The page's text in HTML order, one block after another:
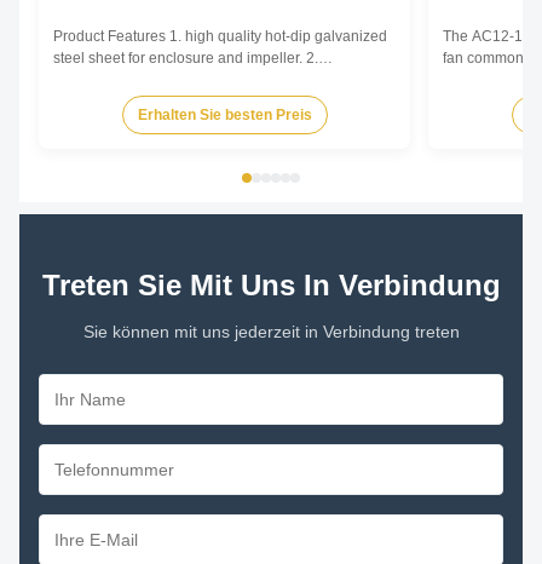
Product Features 1. high quality hot-dip galvanized
steel sheet for enclosure and impeller. 2.
small vibration. Main advantages 1. Experience and
good service. We professionally produce fan motors
Erhalten Sie besten Preis
The AC12-12
fan commonly
and various
by
Treten Sie Mit Uns In Verbindung
Sie können mit uns jederzeit in Verbindung treten